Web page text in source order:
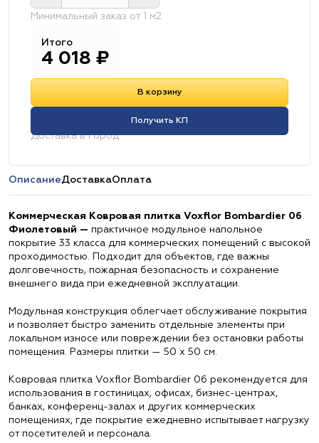
Минимальный заказ от 1 м2
Итого
4 018 ₽
В корзину
Получить КП
Доставка в город:
ОписаниеДоставкаОплата
Коммерческая Ковровая плитка Voxflor Bombardier 06
Фиолетовый — практичное модульное напольное
покрытие 33 класса для коммерческих помещений с высокой
проходимостью. Подходит для объектов, где важны
долговечность, пожарная безопасность и сохранение
внешнего вида при ежедневной эксплуатации.
Модульная конструкция облегчает обслуживание покрытия
и позволяет быстро заменить отдельные элементы при
локальном износе или повреждении без остановки работы
помещения. Размеры плитки — 50 х 50 см.
Ковровая плитка Voxflor Bombardier 06 рекомендуется для
использования в гостиницах, офисах, бизнес-центрах,
банках, конференц-залах и других коммерческих
помещениях, где покрытие ежедневно испытывает нагрузку
от посетителей и персонала.